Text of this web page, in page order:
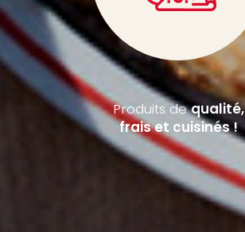
Produits dequalité,
frais et cuisinés !